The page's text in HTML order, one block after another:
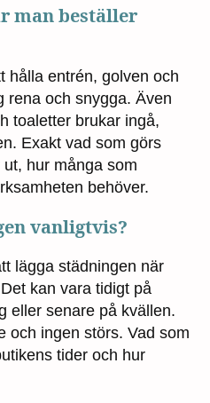
man beställer
hålla entrén, golven och
rena och snygga. Även
toaletter brukar ingå,
Exakt vad som görs
hur många som
behöver.
vanligtvis?
lägga städningen när
kan vara tidigt på
eller senare på kvällen.
och ingen störs. Vad som
tider och hur